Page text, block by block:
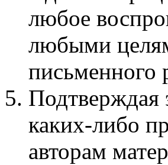
любое
любыми
письменного
Подтверждая
каких-либо
авторам